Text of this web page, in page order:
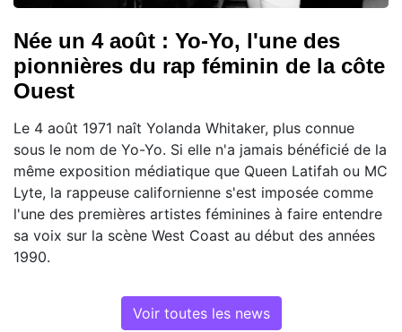
Née un 4 août : Yo-Yo, l'une des
pionnières du rap féminin de la côte
Ouest
Le 4 août 1971 naît Yolanda Whitaker, plus connue
sous le nom de Yo-Yo. Si elle n'a jamais bénéficié de la
même exposition médiatique que Queen Latifah ou MC
Lyte, la rappeuse californienne s'est imposée comme
l'une des premières artistes féminines à faire entendre
sa voix sur la scène West Coast au début des années
1990.
Voir toutes les news